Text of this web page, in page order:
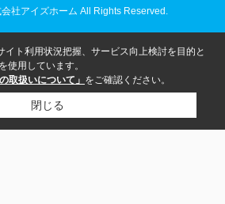
社アイズホーム All Rights Reserved.
イト利用状況把握、サービス向上検討を目的と
使用しています。
取扱いについて」 をご確認ください。
閉じる